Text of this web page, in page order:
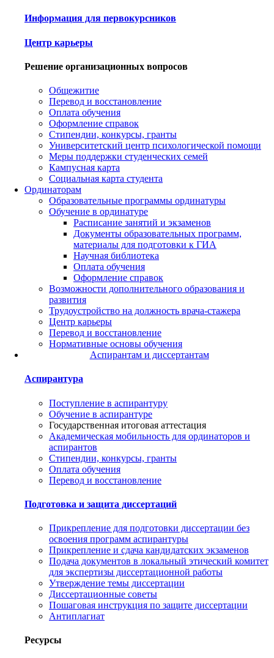
Информация для первокурсников
Центр карьеры
Решение организационных вопросов
Общежитие
Перевод и восстановление
Оплата обучения
Оформление справок
Стипендии, конкурсы, гранты
Университетский центр психологической помощи
Меры поддержки студенческих семей
Кампусная карта
Социальная карта студента
Ординаторам
Образовательные программы ординатуры
Обучение в ординатуре
Расписание занятий и экзаменов
Документы образовательных программ,
материалы для подготовки к ГИА
Научная библиотека
Оплата обучения
Оформление справок
Возможности дополнительного образования и
развития
Трудоустройство на должность врача-стажера
Центр карьеры
Перевод и восстановление
Нормативные основы обучения
Аспирантам и диссертантам
Аспирантура
Поступление в аспирантуру
Обучение в аспирантуре
Государственная итоговая аттестация
Академическая мобильность для ординаторов и
аспирантов
Стипендии, конкурсы, гранты
Оплата обучения
Перевод и восстановление
Подготовка и защита диссертаций
Прикрепление для подготовки диссертации без
освоения программ аспирантуры
Прикрепление и сдача кандидатских экзаменов
Подача документов в локальный этический комитет
для экспертизы диссертационной работы
Утверждение темы диссертации
Диссертационные советы
Пошаговая инструкция по защите диссертации
Антиплагиат
Ресурсы